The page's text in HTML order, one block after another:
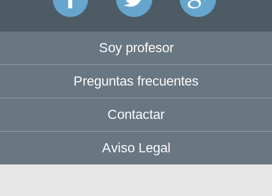
Soy profesor
Preguntas frecuentes
Contactar
Aviso Legal